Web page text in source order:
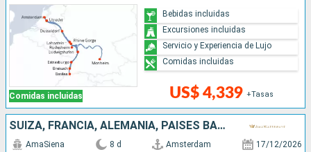
Comidas incluidas US$ 4,339 +Tasas
Bebidas incluidas
Excursiones incluidas
Servicio y Experiencia de Lujo
Comidas incluidas
SUIZA, FRANCIA, ALEMANIA, PAISES BAJOS
AmaSiena 8 d Amsterdam 17/12/2026